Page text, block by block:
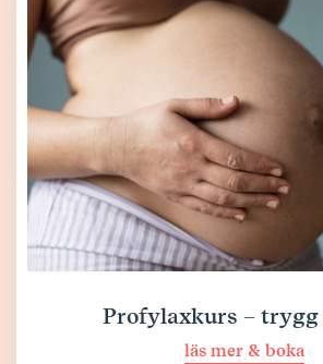
Profylaxkurs – trygg
läs mer & boka